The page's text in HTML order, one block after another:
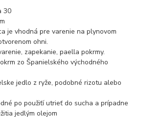
30
je vhodná pre varenie na plynovom
ohni.
zapekanie, paella pokrmy.
zo Španielského východného
jedlo z ryže, podobné rizotu alebo
po použiťí utrieť do sucha a prípadne
jedlým olejom